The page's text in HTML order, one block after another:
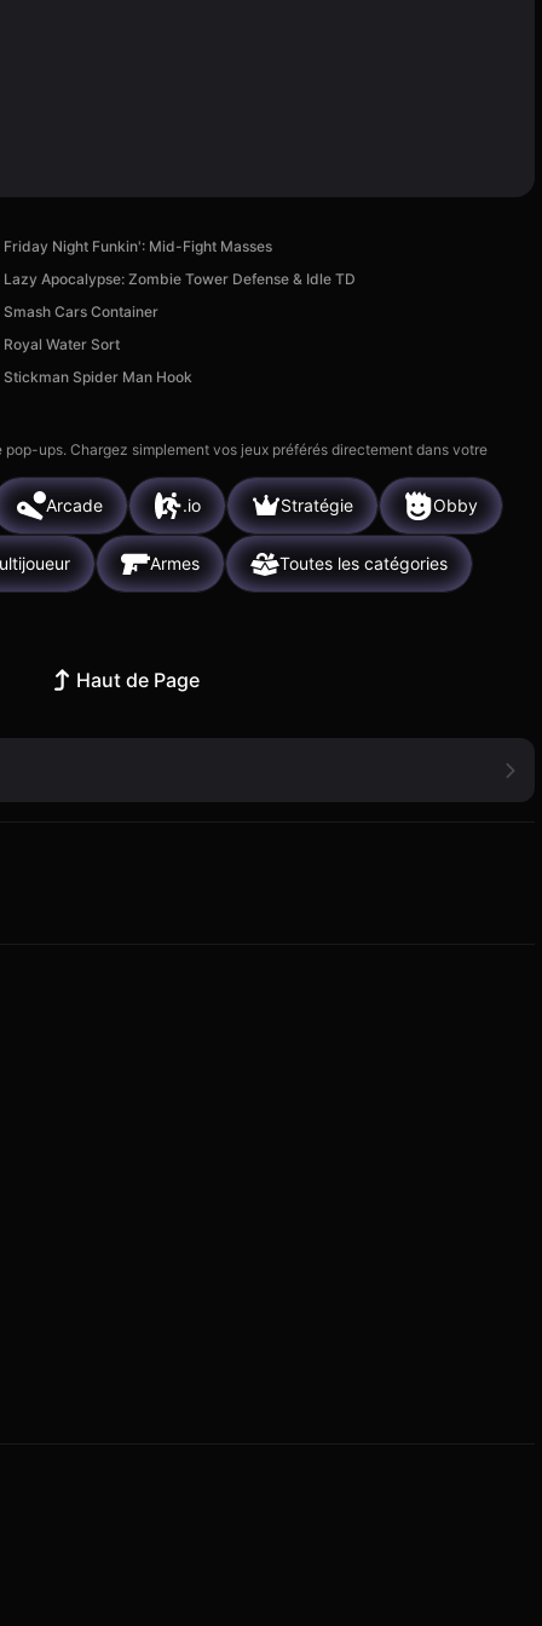
Friday Night Funkin': Mid-Fight Masses
Lazy Apocalypse: Zombie Tower Defense & Idle TD
Smash Cars Container
Royal Water Sort
Stickman Spider Man Hook
ups. Chargez simplement vos jeux préférés directement dans votre
Arcade .io Stratégie Obby
Armes Toutes les catégories
Haut de Page